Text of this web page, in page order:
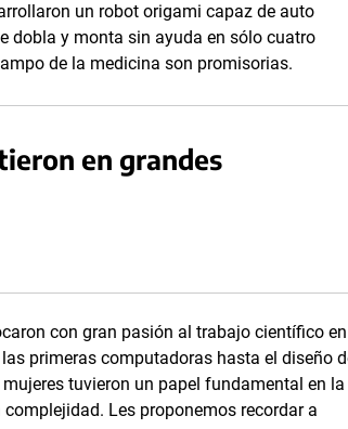
un robot origami capaz de auto
dobla y monta sin ayuda en sólo cuatro
de la medicina son promisorias.
en grandes
con gran pasión al trabajo científico
primeras computadoras hasta el diseño
tuvieron un papel fundamental en la
Les proponemos recordar a